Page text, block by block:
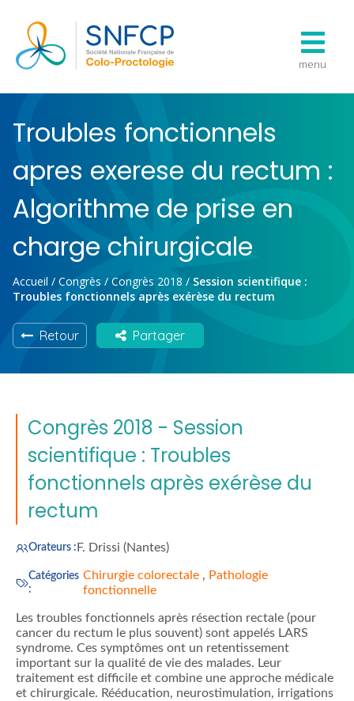
menu
Troubles fonctionnels
apres exerese du rectum :
Algorithme de prise en
charge chirurgicale
Accueil / Congrès / Congrès 2018 / Session scientifique :
Troubles fonctionnels après exérèse du rectum
Retour Partager
Congrès 2018 - Session
scientifique : Troubles
fonctionnels après exérèse du
rectum
Orateurs : F. Drissi (Nantes)
Catégories
:
Chirurgie colorectale , Pathologie
fonctionnelle
Les troubles fonctionnels après résection rectale (pour
cancer du rectum le plus souvent) sont appelés LARS
syndrome. Ces symptômes ont un retentissement
important sur la qualité de vie des malades. Leur
traitement est difficile et combine une approche médicale
et chirurgicale. Rééducation, neurostimulation, irrigations